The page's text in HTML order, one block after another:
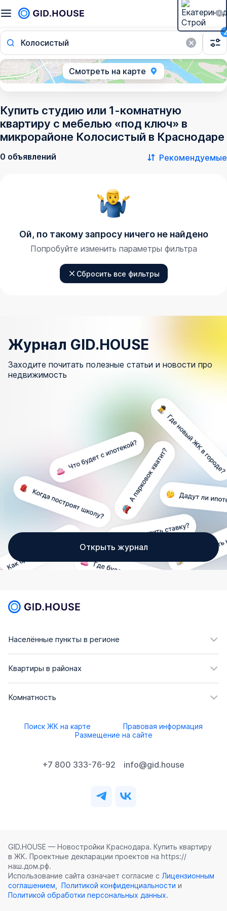
Колосистый
2
Смотреть на карте
Купить студию или 1-комнатную
квартиру с мебелью «под ключ» в
микрорайоне Колосистый в Краснодаре
0 объявлений Рекомендуемые
Ой, по такому запросу ничего не найдено
Попробуйте изменить параметры фильтра
Сбросить все фильтры
Журнал GID.HOUSE
Заходите почитать полезные статьи и новости про
недвижимость
Открыть журнал
Населённые пункты в регионе
Квартиры в районах
Комнатность
Поиск ЖК на карте
Правовая информация
Размещение на сайте
+7 800 333-76-92 info@gid.house
GID.HOUSE — Новостройки Краснодара. Купить квартиру
в ЖК. Проектные декларации проектов на https://
наш.дом.рф.
Использование сайта означает согласие с Лицензионным
соглашением
Политикой конфиденциальности и
Политикой обработки персональных данных.